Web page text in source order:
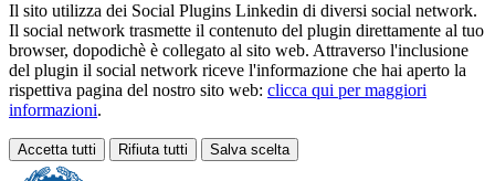
Il sito utilizza dei Social Plugins Linkedin di diversi social network.
Il social network trasmette il contenuto del plugin direttamente al tuo
browser, dopodichè è collegato al sito web. Attraverso l'inclusione
del plugin il social network riceve l'informazione che hai aperto la
rispettiva pagina del nostro sito web: clicca qui per maggiori
informazioni.
Accetta tutti Rifiuta tutti Salva scelta
Loading...